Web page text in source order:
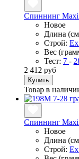
Спиннинг
Новое
Длина
Строй:
Вес
Тест: 7 -
2 412 руб
Купить
Товар в
Спиннинг
Новое
Длина
Строй: